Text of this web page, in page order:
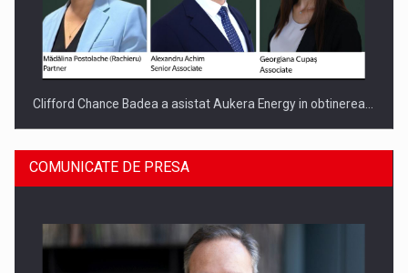
Clifford Chance Badea a asistat Aukera Energy in obtinerea…
COMUNICATE DE PRESA